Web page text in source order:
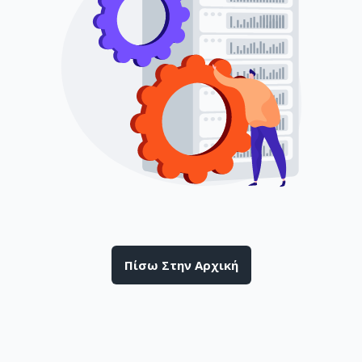
Πίσω Στην Αρχική